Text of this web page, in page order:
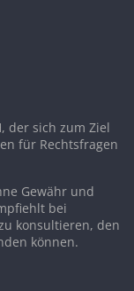
der sich zum Ziel
für Rechtsfragen
Gewähr und
bei
konsultieren, den
können.